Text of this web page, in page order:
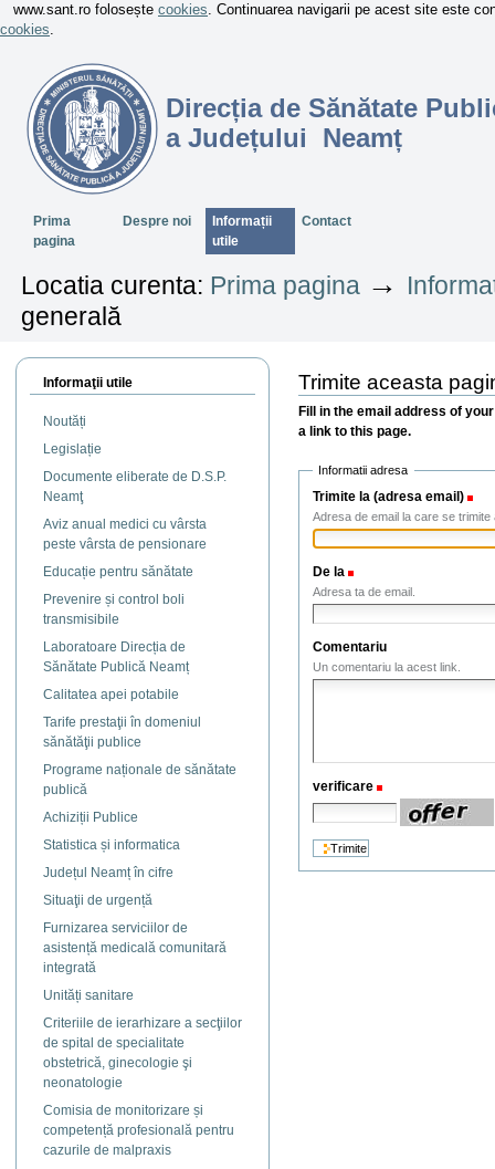
www.sant.ro folosește cookies. Continuarea navigarii pe acest site este
cookies.
Direcția de Sănătate
a Județului Neamț
SectiuniPrima
pagina
Despre noi
Informații
utile
Contact
Locatia curenta: Prima pagina →
generală
Informaţii utile
Noutăți
Legislație
Documente eliberate de D.S.P.
Neamţ
Aviz anual medici cu vârsta
peste vârsta de pensionare
Educație pentru sănătate
Prevenire și control boli
transmisibile
Laboratoare Direcția de
Sănătate Publică Neamț
Calitatea apei potabile
Tarife prestaţii în domeniul
sănătăţii publice
Programe naționale de sănătate
publică
Achiziții Publice
Statistica și informatica
Județul Neamț în cifre
Situaţii de urgență
Furnizarea serviciilor de
asistență medicală comunitară
integrată
Unități sanitare
Criteriile de ierarhizare a secţiilor
de spital de specialitate
obstetrică, ginecologie şi
neonatologie
Comisia de monitorizare și
competență profesională pentru
cazurile de malpraxis
Trimite aceasta
Fill in the email address of
a link to this page.
Informatii adresa
Trimite la (adresa email)
Adresa de email la care se trimite
De la
Adresa ta de email.
Comentariu
Un comentariu la acest link.
verificare